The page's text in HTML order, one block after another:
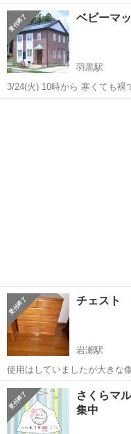
12:00〜12:30 12:30〜13:00 ※
は、設けてないので何歳...
茨城 桜川市 羽黒駅
ベビーマ
羽黒駅
3/24(火) 10時から 寒くても裸でできる、ママのためのベビーマッサー
ジ ①寒くても裸でできる、ママのためのベビーマッサージ ●ベビーマ
チェスト
岩瀬駅
使用はしていましたが大きな
茨城 桜川市 岩瀬駅
さくらマ
集中